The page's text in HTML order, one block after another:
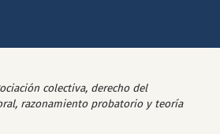
colectiva, derecho del
razonamiento probatorio y teoría